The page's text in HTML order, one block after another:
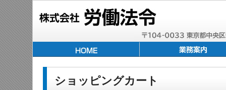
ショッピングカート